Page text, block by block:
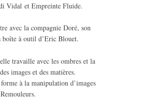
Vidal et Empreinte Fluide.
avec la compagnie Doré, son
boîte à outil d’Eric Blouet.
travaille avec les ombres et la
images et des matières.
à la manipulation d’images